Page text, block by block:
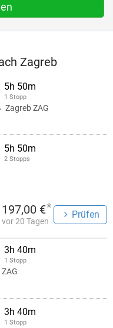
Zagreb
5h 50m
1 Stopp
Zagreb ZAG
5h 50m
2 Stopps
197,00 €*
vor 20 Tagen
Prüfen
3h 40m
1 Stopp
3h 40m
1 Stopp